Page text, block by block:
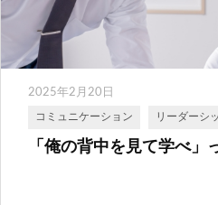
2025年2月20日
コミュニケーション リーダーシ
「俺の背中を見て学べ